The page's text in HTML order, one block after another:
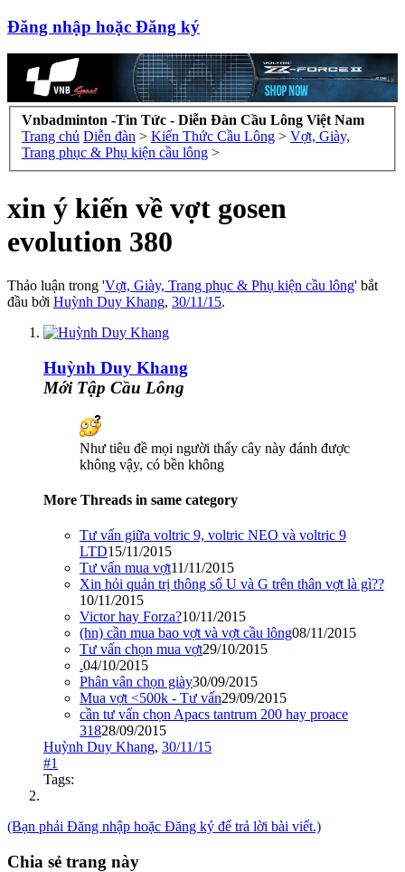
Đăng nhập hoặc Đăng ký
Vnbadminton -Tin Tức - Diễn Đàn Cầu Lông Việt Nam
Trang chủ Diễn đàn > Kiến Thức Cầu Lông > Vợt, Giày,
Trang phục & Phụ kiện cầu lông >
xin ý kiến về vợt gosen
evolution 380
Thảo luận trong 'Vợt, Giày, Trang phục & Phụ kiện cầu lông' bắt
đầu bởi Huỳnh Duy Khang, 30/11/15.
Huỳnh Duy Khang
Mới Tập Cầu Lông
Như tiêu đề mọi người thấy cây này đánh được
không vậy, có bền không
More Threads in same category
Tư vấn giữa voltric 9, voltric NEO và voltric 9
LTD15/11/2015
Tư vấn mua vợt11/11/2015
Xin hỏi quản trị thông số U và G trên thân vợt là gì??
10/11/2015
Victor hay Forza?10/11/2015
(hn) cần mua bao vợt và vợt cầu lông08/11/2015
Tư vấn chọn mua vợt29/10/2015
.04/10/2015
Phân vân chọn giày30/09/2015
Mua vợt <500k - Tư vấn29/09/2015
cần tư vấn chọn Apacs tantrum 200 hay proace
31828/09/2015
Huỳnh Duy Khang, 30/11/15
#1
Tags:
(Bạn phải Đăng nhập hoặc Đăng ký để trả lời bài viết.)
Chia sẻ trang này